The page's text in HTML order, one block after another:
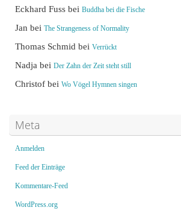
Eckhard Fuss bei Buddha bei die Fische
Jan bei The Strangeness of Normality
Thomas Schmid bei Verrückt
Nadja bei Der Zahn der Zeit steht still
Christof bei Wo Vögel Hymnen singen
Meta
Anmelden
Feed der Einträge
Kommentare-Feed
WordPress.org